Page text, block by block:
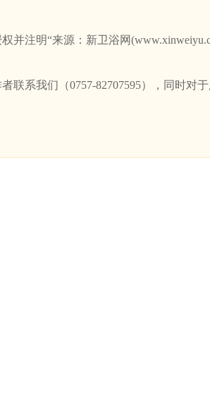
注明“来源：新卫浴网
系我们（0757-82707595），同时对